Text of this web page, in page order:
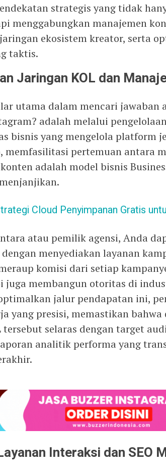
strategis yang tidak
menggabungkan manajemen
ekosistem kreator, serta
taktis.
Jaringan KOL dan
utama dalam mencari jawaban
adalah melalui
bisnis yang mengelola platform
memfasilitasi pertemuan antara
adalah model bisnis
Cloud Penyimpanan Gratis
atau pemilik agensi, Anda
menyediakan layanan
komisi dari setiap
juga membangun otoritas di
jalur pendapatan ini,
yang presisi, memastikan
tersebut selaras dengan target
analitik performa yang
Interaksi dan SEO